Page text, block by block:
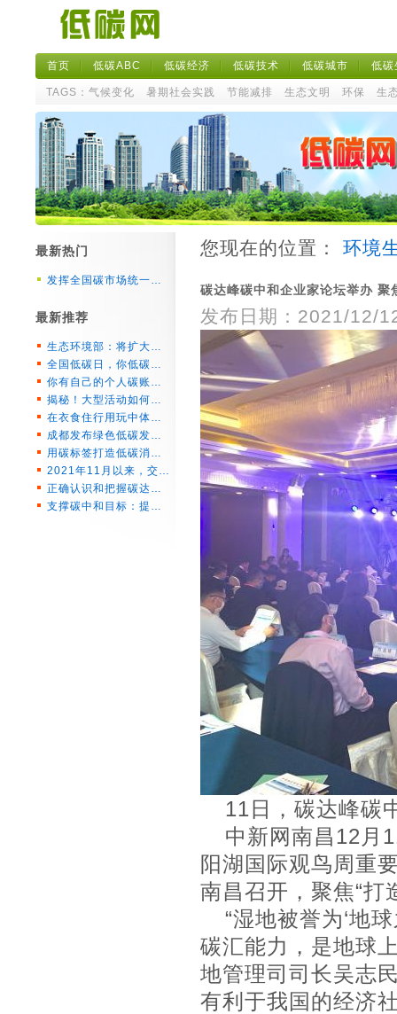
首页 低碳ABC 低碳经济 低碳技术 低碳城市 低碳
TAGS： 气候变化 暑期社会实践 节能减排 生态文明 环保 生
最新热门
发挥全国碳市场统一…
最新推荐
生态环境部：将扩大…
全国低碳日，你低碳…
你有自己的个人碳账…
揭秘！大型活动如何…
在衣食住行用玩中体…
成都发布绿色低碳发…
用碳标签打造低碳消…
2021年11月以来，交…
正确认识和把握碳达…
支撑碳中和目标：提…
您现在的位置： 环境
碳达峰碳中和企业家论坛举办 聚
发布日期：2021/12/
11日，碳达峰
中新网南昌12月
阳湖国际观鸟周重
南昌召开，聚焦“打
“湿地被誉为‘地
碳汇能力，是地球
地管理司司长吴志
有利于我国的经济